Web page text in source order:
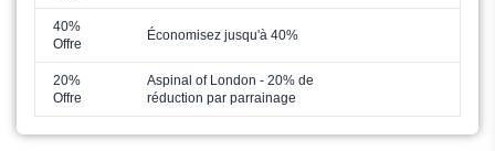
40%
Offre
Économisez jusqu'à 40%
20%
Offre
Aspinal of London - 20% de
réduction par parrainage